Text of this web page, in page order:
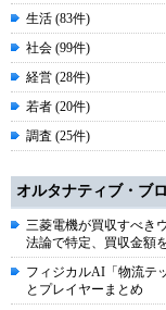
生活 (83件)
社会 (99件)
経営 (28件)
若者 (20件)
調査 (25件)
オルタナティブ・ブ
三菱電機が買収すべき
法論で特定、買収金額
フィジカルAI「物流テ
とプレイヤーまとめ